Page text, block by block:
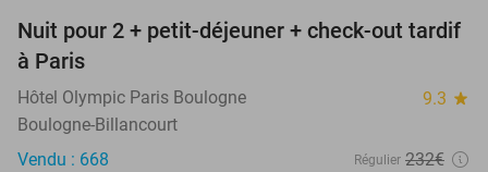
62%
Nuit pour 2 + petit-déjeuner + check-out tardif
à Paris
Hôtel Olympic Paris Boulogne 9.3 star
Boulogne-Billancourt
Vendu : 668
Régulier 232€